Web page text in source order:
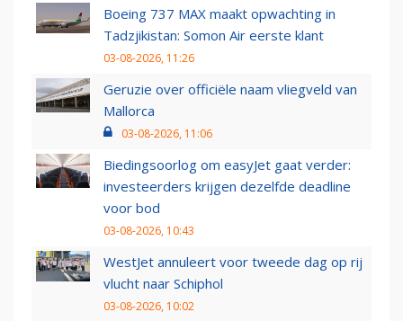
Boeing 737 MAX maakt opwachting in
Tadzjikistan: Somon Air eerste klant
03-08-2026, 11:26
Geruzie over officiële naam vliegveld van
Mallorca
03-08-2026, 11:06
Biedingsoorlog om easyJet gaat verder:
investeerders krijgen dezelfde deadline
voor bod
03-08-2026, 10:43
WestJet annuleert voor tweede dag op rij
vlucht naar Schiphol
03-08-2026, 10:02